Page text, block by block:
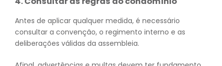
Antes de aplicar qualquer medida, é necessário
consultar a convenção, o regimento interno e as
deliberações válidas da assembleia.